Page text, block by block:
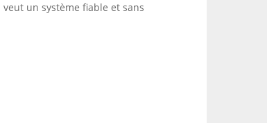
un système fiable et sans